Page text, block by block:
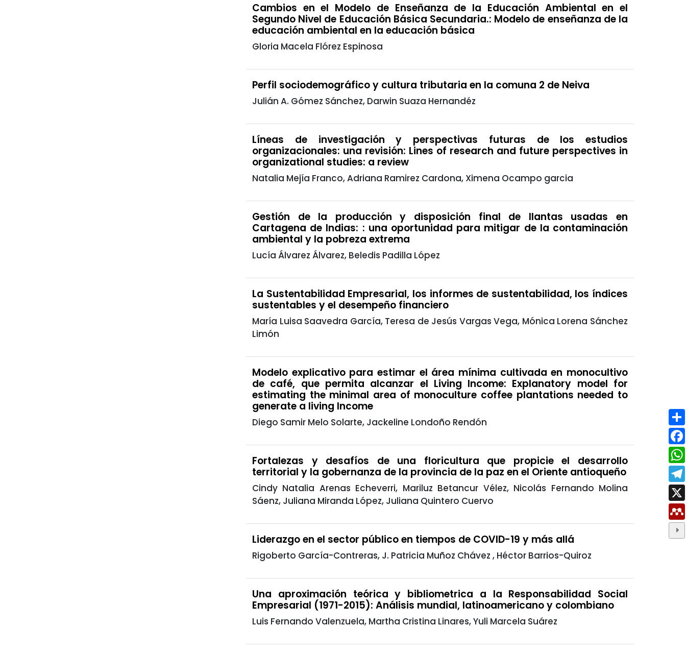
Cambios en el Modelo de Enseñanza de la Educación Ambiental en el
Segundo Nivel de Educación Básica Secundaria.: Modelo de enseñanza de la
educación ambiental en la educación básica
Gloria Macela Flórez Espinosa
Perfil sociodemográfico y cultura tributaria en la comuna 2 de Neiva
Julián A. Gómez Sánchez, Darwin Suaza Hernandéz
Líneas de investigación y perspectivas futuras de los estudios
organizacionales: una revisión: Lines of research and future perspectives in
organizational studies: a review
Natalia Mejía Franco, Adriana Ramirez Cardona, Ximena Ocampo garcia
Gestión de la producción y disposición final de llantas usadas en
Cartagena de Indias: : una oportunidad para mitigar de la contaminación
ambiental y la pobreza extrema
Lucía Álvarez Álvarez, Beledis Padilla López
La Sustentabilidad Empresarial, los informes de sustentabilidad, los índices
sustentables y el desempeño financiero
María Luisa Saavedra García, Teresa de Jesús Vargas Vega, Mónica Lorena Sánchez
Limón
Modelo explicativo para estimar el área mínima cultivada en monocultivo
de café, que permita alcanzar el Living Income: Explanatory model for
estimating the minimal area of monoculture coffee plantations needed to
generate a living Income
Diego Samir Melo Solarte, Jackeline Londoño Rendón
Fortalezas y desafíos de una floricultura que propicie el desarrollo
territorial y la gobernanza de la provincia de la paz en el Oriente antioqueño
Cindy Natalia Arenas Echeverri, Mariluz Betancur Vélez, Nicolás Fernando Molina
Sáenz, Juliana Miranda López, Juliana Quintero Cuervo
Liderazgo en el sector público en tiempos de COVID-19 y más allá
Rigoberto García-Contreras, J. Patricia Muñoz Chávez , Héctor Barrios-Quiroz
Una aproximación teórica y bibliometrica a la Responsabilidad Social
Empresarial (1971-2015): Análisis mundial, latinoamericano y colombiano
Luis Fernando Valenzuela, Martha Cristina Linares, Yuli Marcela Suárez